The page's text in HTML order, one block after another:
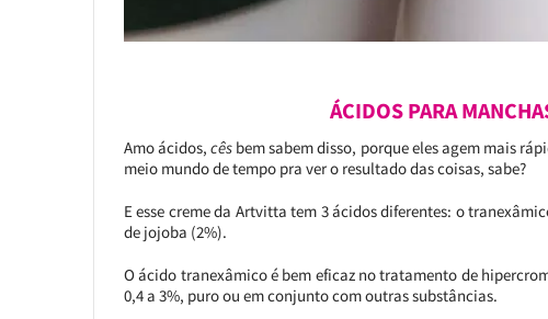
ÁCIDOS PARA
Amo ácidos,cês bem sabem disso, porque eles agem mais
meio mundo de tempo pra ver o resultado das coisas, sabe?
E esse creme da Artvitta tem 3 ácidos diferentes: o
de jojoba (2%).
O ácido tranexâmico é bem eficaz no tratamento de
0,4 a 3%, puro ou em conjunto com outras substâncias.